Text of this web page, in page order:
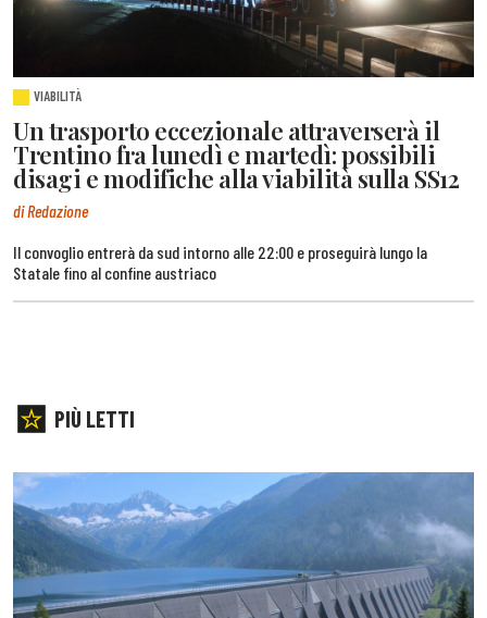
VIABILITÀ
Un trasporto eccezionale attraverserà il
Trentino fra lunedì e martedì: possibili
disagi e modifiche alla viabilità sulla SS12
di Redazione
Il convoglio entrerà da sud intorno alle 22:00 e proseguirà lungo la
Statale fino al confine austriaco
PIÙ LETTI